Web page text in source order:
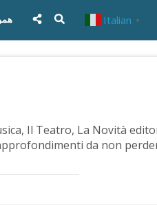
Italian ▼
Il Teatro, La Novità
da non